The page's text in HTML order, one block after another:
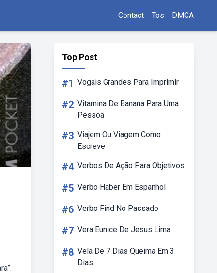
Contact Tos DMCA
Top Post
#1 Vogais Grandes Para Imprimir
#2 Vitamina De Banana Para Uma
Pessoa
#3 Viajem Ou Viagem Como
Escreve
#4 Verbos De Ação Para Objetivos
#5 Verbo Haber Em Espanhol
#6 Verbo Find No Passado
#7 Vera Eunice De Jesus Lima
#8 Vela De 7 Dias Queima Em 3
Dias